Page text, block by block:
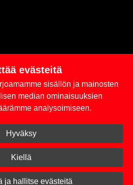
ja maksuehdot
sisään
2026 Taperoll
evästeitä
sisällön ja mainosten
median ominaisuuksien
analysoimiseen.
Hyväksy
Kiellä
ja hallitse evästeitä